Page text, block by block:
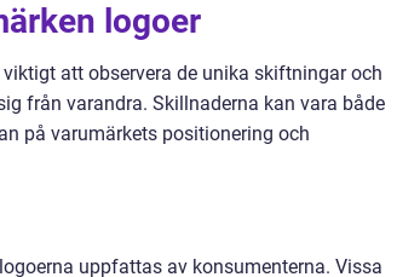
logoer
att observera de unika skiftningar och
från varandra. Skillnaderna kan vara både
på varumärkets positionering och
uppfattas av konsumenterna. Vissa